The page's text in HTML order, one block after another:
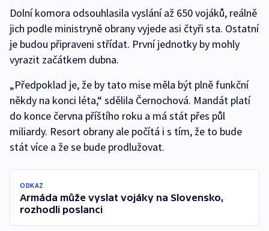
Dolní komora odsouhlasila vyslání až 650 vojáků, reálně
jich podle ministryně obrany vyjede asi čtyři sta. Ostatní
je budou připraveni střídat. První jednotky by mohly
vyrazit začátkem dubna.
„Předpoklad je, že by tato mise měla být plně funkční
někdy na konci léta,“ sdělila Černochová. Mandát platí
do konce června příštího roku a má stát přes půl
miliardy. Resort obrany ale počítá i s tím, že to bude
stát více a že se bude prodlužovat.
ODKAZ
Armáda může vyslat vojáky na Slovensko,
rozhodli poslanci